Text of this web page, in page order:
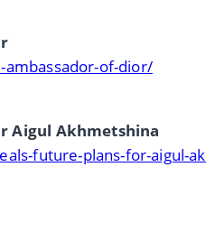
of-dior/
Aigul Akhmetshina
future-plans-for-aigul-